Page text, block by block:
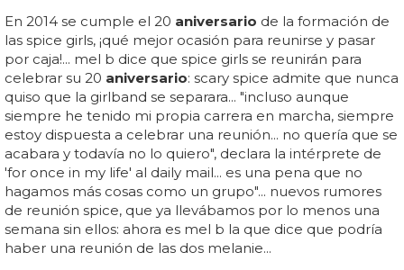
En 2014 se cumple el 20 aniversario de la formación de
las spice girls, ¡qué mejor ocasión para reunirse y pasar
por caja!... mel b dice que spice girls se reunirán para
celebrar su 20 aniversario: scary spice admite que nunca
quiso que la girlband se separara... "incluso aunque
siempre he tenido mi propia carrera en marcha, siempre
estoy dispuesta a celebrar una reunión... no quería que se
acabara y todavía no lo quiero", declara la intérprete de
'for once in my life' al daily mail... es una pena que no
hagamos más cosas como un grupo"... nuevos rumores
de reunión spice, que ya llevábamos por lo menos una
semana sin ellos: ahora es mel b la que dice que podría
haber una reunión de las dos melanie...